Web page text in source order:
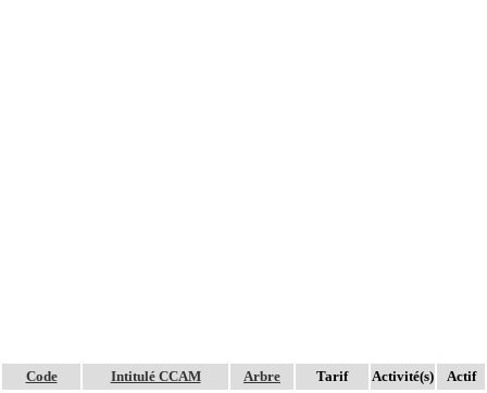
Code Intitulé CCAM Arbre Tarif Activité(s) Actif